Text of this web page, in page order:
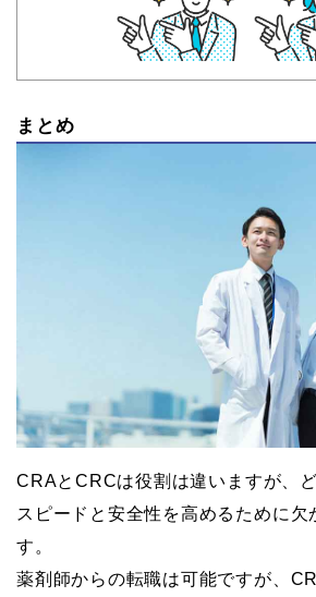
まとめ
CRAとCRCは役割は違いますが、
スピードと安全性を高めるために欠
す。
薬剤師からの転職は可能ですが、